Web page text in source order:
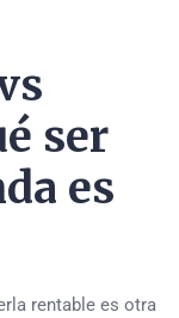
ser
es
rentable es otra